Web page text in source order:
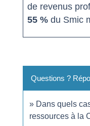
de revenus
55 % du Smic
Questions ?
Dans quels
ressources à la